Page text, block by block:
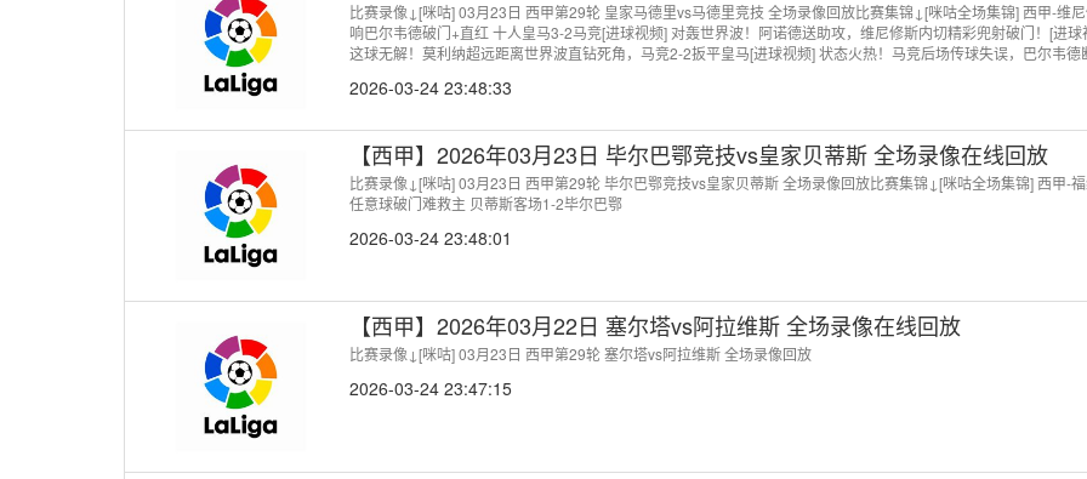
比赛录像↓[咪咕] 03月23日 西甲第29轮 皇家马德里vs马德里竞技 全场录像回放比赛集锦↓[咪咕全场集锦] 西甲-维
响巴尔韦德破门+直红 十人皇马3-2马竞[进球视频] 对轰世界波！阿诺德送助攻，维尼修斯内切精彩兜射破门！[进球
这球无解！莫利纳超远距离世界波直钻死角，马竞2-2扳平皇马[进球视频] 状态火热！马竞后场传球失误，巴尔韦德
曼推射入网领先皇马！
2026-03-24 23:48:33
【西甲】2026年03月23日 毕尔巴鄂竞技vs皇家贝蒂斯 全场录像在线回放
比赛录像↓[咪咕] 03月23日 西甲第29轮 毕尔巴鄂竞技vs皇家贝蒂斯 全场录像回放比赛集锦↓[咪咕全场集锦] 西甲-
任意球破门难救主 贝蒂斯客场1-2毕尔巴鄂
2026-03-24 23:48:01
【西甲】2026年03月22日 塞尔塔vs阿拉维斯 全场录像在线回放
比赛录像↓[咪咕] 03月23日 西甲第29轮 塞尔塔vs阿拉维斯 全场录像回放
2026-03-24 23:47:15